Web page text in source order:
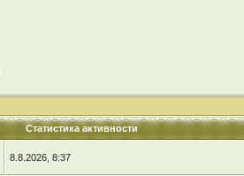
Статистика активности
8.8.2026, 8:37